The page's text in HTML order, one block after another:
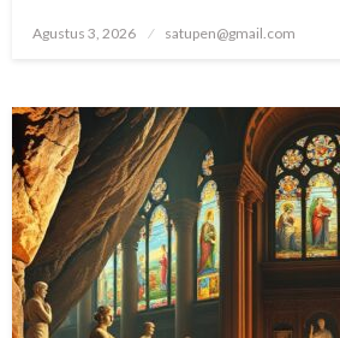
Posted
Agustus 3, 2026 satupen@gmail.com